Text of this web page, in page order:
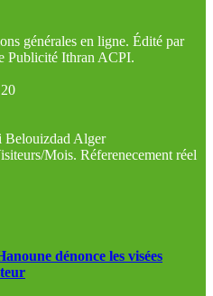
générales en ligne. Édité par
Publicité Ithran ACPI.
Belouizdad Alger
Mois. Réferenecement réel
dénonce les visées